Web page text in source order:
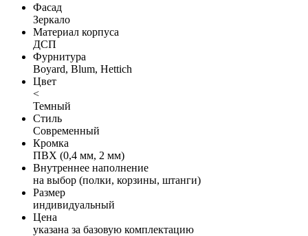
Фасад
Зеркало
Материал корпуса
ДСП
Фурнитура
Boyard, Blum, Hettich
Цвет
<
Темный
Стиль
Современный
Кромка
ПВХ (0,4 мм, 2 мм)
Внутреннее наполнение
на выбор (полки, корзины, штанги)
Размер
индивидуальный
Цена
указана за базовую комплектацию